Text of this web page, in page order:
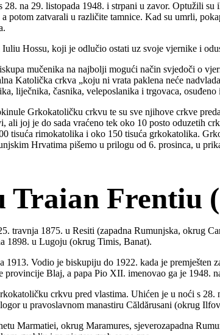
na 29. listopada 1948. i strpani u zavor. Optužili
potom zatvarali u različite tamnice. Kad su umrli,
Hossu, koji je odlučio ostati uz svoje vjernike i
mučenika na najbolji mogući način svjedoči o
Katolička crkva „koju ni vrata paklena neće
liječnika, časnika, veleposlanika i trgovaca,
Grkokatoličku crkvu te su sve njihove crkve
joj je do sada vraćeno tek oko 10 posto oduzetih
tisuća rimokatolika i oko 150 tisuća grkokatolika.
Hrvatima pišemo u prilogu od 6. prosinca, u
Traian Frentiu
travnja 1875. u Resiti (zapadna Rumunjska, okrug
1898. u Lugoju (okrug Timis, Banat).
1913. Vodio je biskupiju do 1922. kada je
provincije Blaj, a papa Pio XII. imenovao ga je 1948.
crkvu pred vlastima. Uhićen je u noći s
u pravoslavnom manastiru Căldărusani (okrug
Marmatiei, okrug Maramures, sjeverozapadna